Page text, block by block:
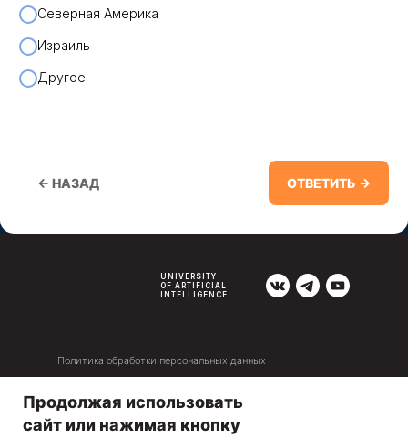
Северная Америка
Израиль
Другое
← НАЗАД ОТВЕТИТЬ →
Продолжая использовать
сайт или нажимая кнопку
Политика обработки персональных данных
Оплата и рассрочка
UNIVERSITY
OF ARTIFICIAL
INTELLIGENCE